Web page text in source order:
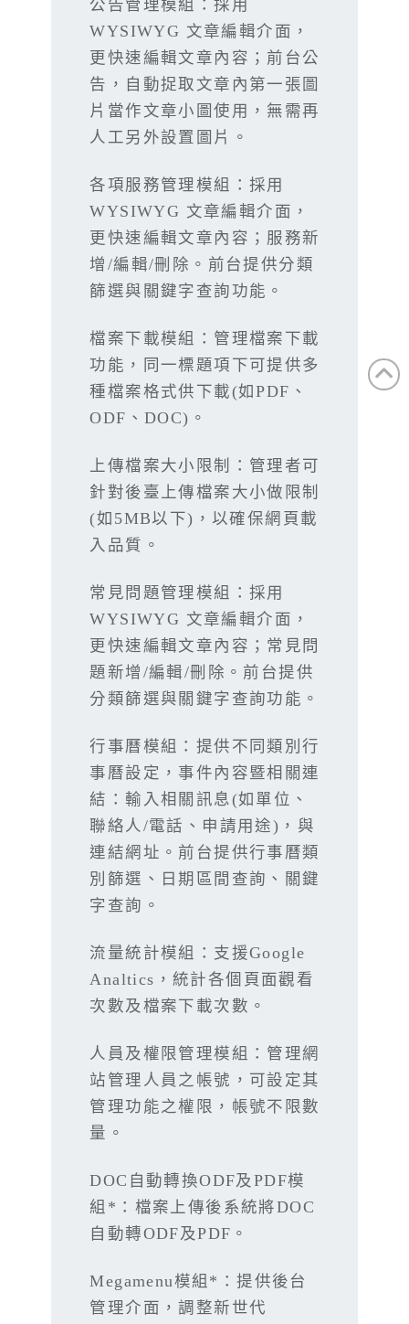
公告管理模組：採用
WYSIWYG 文章編輯介面，
更快速編輯文章內容；前台公
告，自動捉取文章內第一張圖
片當作文章小圖使用，無需再
人工另外設置圖片。
各項服務管理模組：採用
WYSIWYG 文章編輯介面，
更快速編輯文章內容；服務新
增/編輯/刪除。前台提供分類
篩選與關鍵字查詢功能。
檔案下載模組：管理檔案下載
功能，同一標題項下可提供多
種檔案格式供下載(如PDF、
ODF、DOC)。
上傳檔案大小限制：管理者可
針對後臺上傳檔案大小做限制
(如5MB以下)，以確保網頁載
入品質。
常見問題管理模組：採用
WYSIWYG 文章編輯介面，
更快速編輯文章內容；常見問
題新增/編輯/刪除。前台提供
分類篩選與關鍵字查詢功能。
行事曆模組：提供不同類別行
事曆設定，事件內容暨相關連
結：輸入相關訊息(如單位、
聯絡人/電話、申請用途)，與
連結網址。前台提供行事曆類
別篩選、日期區間查詢、關鍵
字查詢。
流量統計模組：支援Google
Analtics，統計各個頁面觀看
次數及檔案下載次數。
人員及權限管理模組：管理網
站管理人員之帳號，可設定其
管理功能之權限，帳號不限數
量。
DOC自動轉換ODF及PDF模
組*：檔案上傳後系統將DOC
自動轉ODF及PDF。
Megamenu模組*：提供後台
管理介面，調整新世代